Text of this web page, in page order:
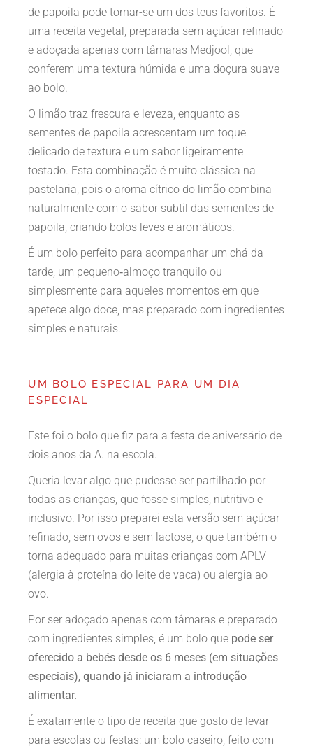
de papoila pode tornar-se um dos teus favoritos. É
uma receita vegetal, preparada sem açúcar refinado
e adoçada apenas com tâmaras Medjool, que
conferem uma textura húmida e uma doçura suave
ao bolo.
O limão traz frescura e leveza, enquanto as
sementes de papoila acrescentam um toque
delicado de textura e um sabor ligeiramente
tostado. Esta combinação é muito clássica na
pastelaria, pois o aroma cítrico do limão combina
naturalmente com o sabor subtil das sementes de
papoila, criando bolos leves e aromáticos.
É um bolo perfeito para acompanhar um chá da
tarde, um pequeno‑almoço tranquilo ou
simplesmente para aqueles momentos em que
apetece algo doce, mas preparado com ingredientes
simples e naturais.
UM BOLO ESPECIAL PARA UM DIA
ESPECIAL
Este foi o bolo que fiz para a festa de aniversário de
dois anos da A. na escola.
Queria levar algo que pudesse ser partilhado por
todas as crianças, que fosse simples, nutritivo e
inclusivo. Por isso preparei esta versão sem açúcar
refinado, sem ovos e sem lactose, o que também o
torna adequado para muitas crianças com APLV
(alergia à proteína do leite de vaca) ou alergia ao
ovo.
Por ser adoçado apenas com tâmaras e preparado
com ingredientes simples, é um bolo que pode ser
oferecido a bebés desde os 6 meses (em situações
especiais), quando já iniciaram a introdução
alimentar.
É exatamente o tipo de receita que gosto de levar
para escolas ou festas: um bolo caseiro, feito com